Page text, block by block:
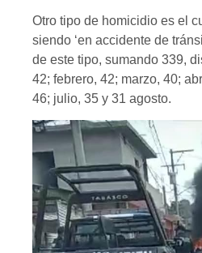
Otro tipo de homicidio es el
siendo ‘en accidente de
de este tipo, sumando 339,
42; febrero, 42; marzo, 40;
46; julio, 35 y 31 agosto.